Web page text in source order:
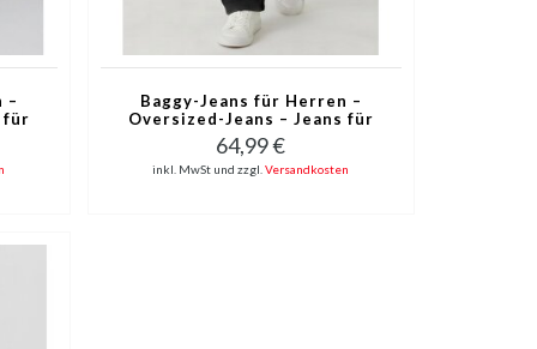
–
für
Baggy-Jeans für Herren –
Oversized-Jeans – Jeans für
Erwachsene – JC8167N –
Schwarz
64,99 €
inkl. MwSt und zzgl.Versandkosten